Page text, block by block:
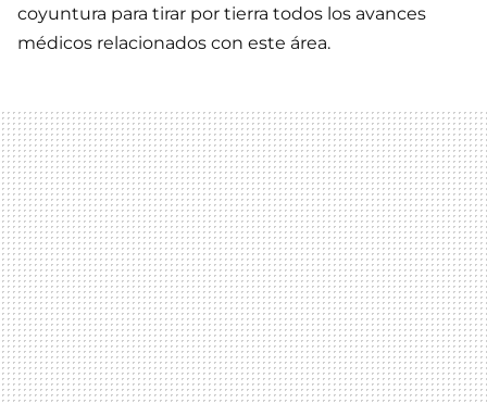
coyuntura para tirar por tierra todos los avances
médicos relacionados con este área.